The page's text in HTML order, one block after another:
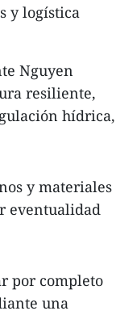
y logística
Nguyen
resiliente,
hídrica,
y materiales
eventualidad
por completo
una